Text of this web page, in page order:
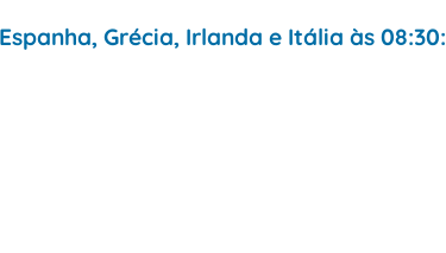
Grécia, Irlanda e Itália às 08:30: